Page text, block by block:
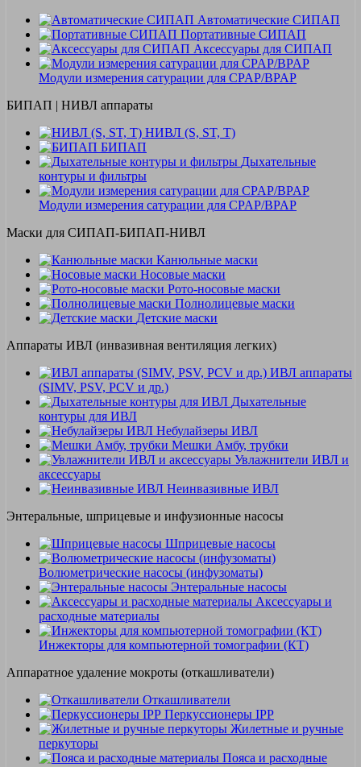
Автоматические СИПАП
Портативные СИПАП
Аксессуары для СИПАП
Модули измерения сатурации для CPAP/BPAP
БИПАП | НИВЛ аппараты
НИВЛ (S, ST, T)
БИПАП
Дыхательные
контуры и фильтры
Модули измерения сатурации для CPAP/BPAP
Маски для СИПАП-БИПАП-НИВЛ
Канюльные маски
Носовые маски
Рото-носовые маски
Полнолицевые маски
Детские маски
Аппараты ИВЛ (инвазивная вентиляция легких)
ИВЛ аппараты
(SIMV, PSV, PCV и др.)
Дыхательные
контуры для ИВЛ
Небулайзеры ИВЛ
Мешки Амбу, трубки
Увлажнители ИВЛ и
аксессуары
Неинвазивные ИВЛ
Энтеральные, шприцевые и инфузионные насосы
Шприцевые насосы
Волюметрические насосы (инфузоматы)
Энтеральные насосы
Аксессуары и
расходные материалы
Инжекторы для компьютерной томографии (КТ)
Аппаратное удаление мокроты (откашливатели)
Откашливатели
Перкуссионеры IPP
Жилетные и ручные
перкуторы
Пояса и расходные